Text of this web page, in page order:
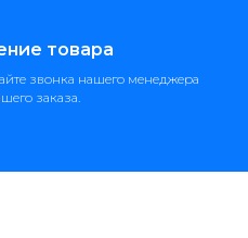
товара
звонка нашего менеджера
заказа.